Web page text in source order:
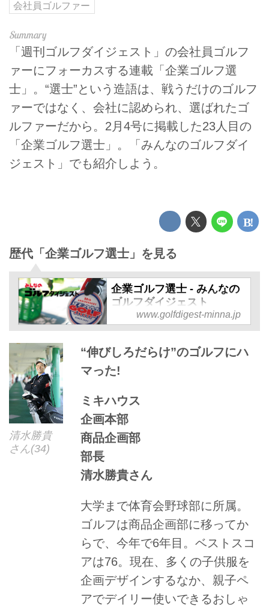
会社員ゴルファー
「週刊ゴルフダイジェスト」の会社員ゴルフ
ァーにフォーカスする連載「企業ゴルフ選
士」。“選士”という造語は、戦うだけのゴルフ
ァーではなく、会社に認められ、選ばれたゴ
ルファーだから。2月4号に掲載した23人目の
「企業ゴルフ選士」。「みんなのゴルフダイ
ジェスト」でも紹介しよう。
歴代「企業ゴルフ選士」を見る
企業ゴルフ選士 - みんなの
ゴルフダイジェスト
企業ゴルフ選士 の記事一覧 - 最
報、上達に役立つレッスン情報
っと楽しみたい人のための、ゴ
ェブメディアです。
www.golfdigest-minna.jp
清水勝貴
さん(34)
“伸びしろだらけ”のゴルフにハ
マった!
ミキハウス
企画本部
商品企画部
部長
清水勝貴さん
大学まで体育会野球部に所属。
ゴルフは商品企画部に移ってか
らで、今年で6年目。ベストスコ
アは76。現在、多くの子供服を
企画デザインするなか、親子ペ
アでデイリー使いできるおしゃ